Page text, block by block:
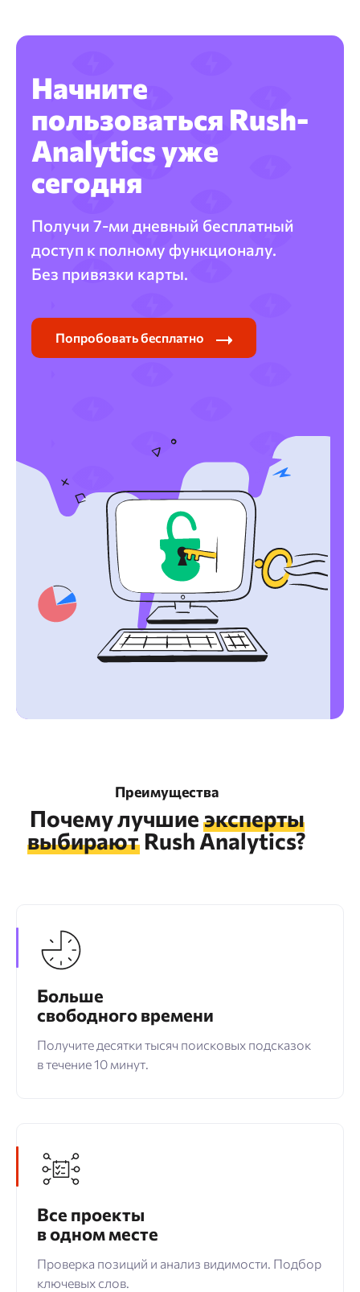
Начните
пользоваться Rush-
Analytics уже
сегодня
Получи 7-ми дневный бесплатный
доступ к полному функционалу.
Без привязки карты.
Попробовать бесплатно
Преимущества
Почему лучшиеэксперты
выбирают Rush Analytics?
Больше
свободного времени
Получите десятки тысяч поисковых подсказок
в течение 10 минут.
Все проекты
в одном месте
Проверка позиций и анализ видимости. Подбор
ключевых слов.